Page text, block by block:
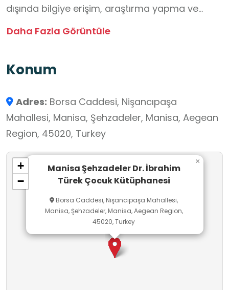
dışında bilgiye erişim, araştırma yapma ve
okuma alışkanlığı geliştirme becerilerini
Modeli’nin öğrenme yaklaşımında öne çıkan
bütünleşik eğitim anlayışını destekler. Ziyaretin
eğitimsel faydaları şunlardır: Öğrencilerde
okuma sevgisi ve bilgiye ulaşma isteği geliştirir.
Araştırma, analiz ve bilgiye dayalı düşünme
becerilerini güçlendirir. Farklı yaş gruplarına
uygun kaynaklarla kendi öğrenme hızında
çalışma imkânı sunar.
Daha Fazla Görüntüle
Konum
Adres: Borsa Caddesi, Nişancıpaşa
Mahallesi, Manisa, Şehzadeler, Manisa, Aegean
Region, 45020, Turkey
Manisa Şehzadeler Dr. İbrahim
Türek Çocuk Kütüphanesi
Borsa Caddesi, Nişancıpaşa Mahallesi,
Manisa, Şehzadeler, Manisa, Aegean Region,
45020, Turkey
×
+
−